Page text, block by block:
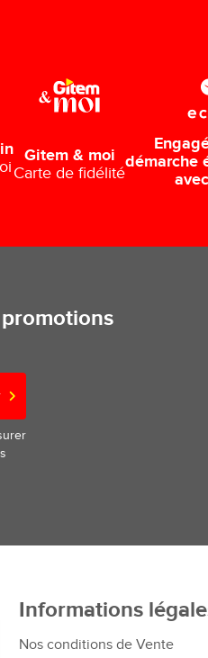
Gitem & moi
Carte de fidélité
démarche
Informations
Nos conditions de Vente